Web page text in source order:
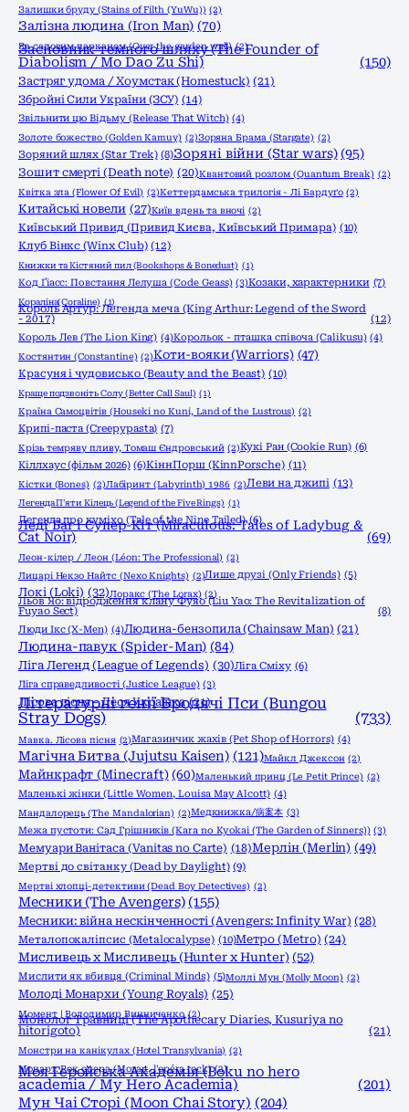
Залишки бруду (Stains of Filth (YuWu)) (2)
Залізна людина (Iron Man) (70)
За садовим парканом (Over the garden wall) (2)
Засновник темного шляху (The Founder of
Diabolism / Mo Dao Zu Shi) (150)
Застряг удома / Хоумстак (Homestuck) (21)
Збройні Сили України (ЗСУ) (14)
Звільнити цю Відьму (Release That Witch) (4)
Золоте божество (Golden Kamuy) (2)Зоряна Брама (Stargate) (2)
Зоряний шлях (Star Trek) (8)Зоряні війни (Star wars) (95)
Зошит смерті (Death note) (20)Квантовий розлом (Quantum Break) (2)
Квітка зла (Flower Of Evil) (2)Кеттердамська трилогія - Лі Бардуґо (2)
Китайські новели (27)Київ вдень та вночі (2)
Київський Привид (Привид Києва, Київський Примара) (10)
Клуб Вінкс (Winx Club) (12)
Книжки та Кістяний пил (Bookshops & Bonedust) (1)
Код Ґіасс: Повстання Лелуша (Code Geass) (3)Козаки, характерники (7)
Кораліна(Coraline) (1)
Король Артур: Легенда меча (King Arthur: Legend of the Sword
- 2017) (12)
Король Лев (The Lion King) (4)Корольок - пташка співоча (Calikusu) (4)
Костянтин (Constantine) (2)Коти-вояки (Warriors) (47)
Красуня і чудовисько (Beauty and the Beast) (10)
Краще подзвоніть Солу (Better Call Saul) (1)
Країна Самоцвітів (Houseki no Kuni, Land of the Lustrous) (2)
Крипі-паста (Creepypasta) (7)
Крізь темряву пливу, Томаш Єндровський (2)Кукі Ран (Cookie Run) (6)
Кіллхаус (фільм 2026) (6)КіннПорш (KinnPorsche) (11)
Кістки (Bones) (2)Лабіринт (Labyrinth) 1986 (2)Леви на джипі (13)
Легенда П'яти Кілець (Legend of the Five Rings) (1)
Легенда про куміхо (Tale of the Nine Tailed) (6)
Леді Баг і Супер-Кіт (Miraculous: Tales of Ladybug &
Cat Noir)
(69)
Леон-кілер / Леон (Léon: The Professional) (2)
Лицарі Некзо Найтс (Nexo Knights) (2)Лише друзі (Only Friends) (5)
Локі (Loki) (32)Лоракс (The Lorax) (2)
Льов Яо: відродження клану Фуяо (Liu Yao: The Revitalization of
Fuyao Sect)
(8)
Люди Ікс (X-Men) (4)Людина-бензопила (Chainsaw Man) (21)
Людина-павук (Spider-Man) (84)
Ліга Легенд (League of Legends) (30)Ліга Сміху (6)
Ліга справедливості (Justice League) (3)
Лісова пісня - Леся Українка (21)
Літературні генії Бродячі Пси (Bungou
Stray Dogs)
(733)
Мавка. Лісова пісня (2)Магазинчик жахів (Pet Shop of Horrors) (4)
Магічна Битва (Jujutsu Kaisen) (121)Майкл Джексон (2)
Майнкрафт (Minecraft) (60)Маленький принц (Le Petit Prince) (2)
Маленькі жінки (Little Women, Louisa May Alcott) (4)
Мандалорець (The Mandalorian) (2)Медкнижка/病案本 (3)
Межа пустоти: Сад Грішників (Kara no Kyokai (The Garden of Sinners)) (3)
Мемуари Ванітаса (Vanitas no Carte) (18)Мерлін (Merlin) (49)
Мертві до світанку (Dead by Daylight) (9)
Мертві хлопці-детективи (Dead Boy Detectives) (2)
Месники (The Avengers) (155)
Месники: війна нескінченності (Avengers: Infinity War) (28)
Металопокаліпсис (Metalocalypse) (10)Метро (Metro) (24)
Мисливець х Мисливець (Hunter x Hunter) (52)
Мислити як вбивця (Criminal Minds) (5)Моллі Мун (Molly Moon) (2)
Молоді Монархи (Young Royals) (25)
Момент | Володимир Винниченко (2)
Монолог Травниці (The Apothecary Diaries, Kusuriya no
hitorigoto)
(21)
Монстри на канікулах (Hotel Transylvania) (2)
Моцарт. Рок опера (Mozart, l'opéra rock) (2)
Моя Геройська Академія (Boku no hero
academia / My Hero Academia)
(201)
Мун Чаі Сторі (Moon Chai Story) (204)